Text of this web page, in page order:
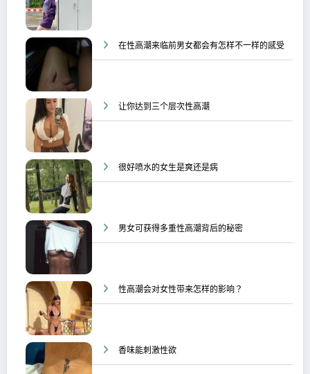
在性高潮来临前男女都会有怎样不一样的感受
让你达到三个层次性高潮
很好喷水的女生是爽还是病
男女可获得多重性高潮背后的秘密
性高潮会对女性带来怎样的影响？
香味能刺激性欲